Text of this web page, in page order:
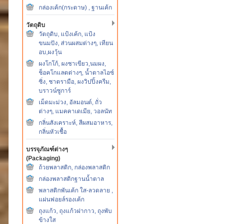
กล่องเค้ก(กระดาษ) , ฐานเค้ก
วัตถุดิบ
วัตถุดิบ, แป้งเค้ก, แป้ง
ขนมปัง, ส่วนผสมต่างๆ, เทียน
อบ,ผงวุ้น
ผงโกโก้, ผงชาเขียว,นมผง,
ช็อคโกแลตต่างๆ, น้ำตาลไอซ์
ซิ่ง, ชาตรามือ, ผงวิปปิ้งครีม,
บราวน์ซูการ์
เม็ดมะม่วง, อัลมอนต์, ถั่ว
ต่างๆ, แมคคาเดเมีย, วอลนัท
กลิ่นสังเคราะห์, สีผสมอาหาร,
กลิ่นหัวเชื้อ
บรรจุภัณฑ์ต่างๆ
(Packaging)
ถ้วยพลาสติก, กล่องพลาสติก
กล่องพลาสติกฐานน้ำตาล
พลาสติกพันเค้ก ใส-ลวดลาย ,
แผ่นฟอยล์รองเค้ก
ถุงแก้ว, ถุงแก้วฝากาว, ถุงพับ
ข้างใส